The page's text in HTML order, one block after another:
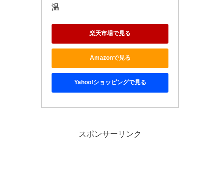
温
楽天市場で見る
Amazonで見る
Yahoo!ショッピングで見る
スポンサーリンク